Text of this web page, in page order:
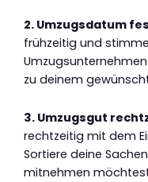
2. Umzugsdatum
frühzeitig und
zu deinem
3. Umzugsgut
rechtzeitig mit dem
Sortiere deine
mitnehmen